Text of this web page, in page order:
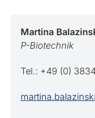
Martina
P-Biotechnik
Tel.: +49 (0)